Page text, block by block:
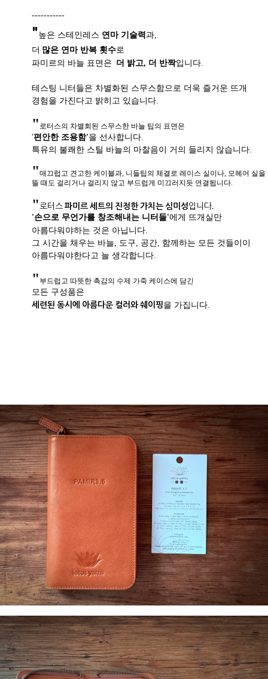
-----------
" 높은 스테인레스 연마 기술력과,
더 많은 연마 반복 횟수로
파미르의 바늘 표면은 더 밝고, 더 반짝입니다.
테스팅 니터들은 차별화된 스무스함으로 더욱 즐거운 뜨개
경험을 가진다고 밝히고 있습니다.
" 로터스의 차별회된 스무스한 바늘 팁의 표면은
'편안한 조용함'을 선사합니다.
특유의 불쾌한 스틸 바늘의 마찰음이 거의 들리지 않습니다.
"매끄럽고 견고한 케이블과, 니들팁의 체결로 레이스 실이나, 모헤어 실을
뜰 때도 걸리거나 걸리지 않고 부드럽게 미끄러지듯 연결됩니다.
"로터스파미르 세트의 진정한 가치는 심미성입니다.
'손으로 무언가를 창조해내는 니터들'에게 뜨개실만
아름다워야하는 것은 아닙니다.
그 시간을 채우는 바늘, 도구, 공간, 함께하는 모든 것들이이
아름다워야한다고 늘 생각합니다.
" 부드럽고 따뜻한 촉감의 수제 가죽 케이스에 담긴
모든 구성품은
세련된 동시에 아름다운 컬러와 쉐이핑을 가집니다.